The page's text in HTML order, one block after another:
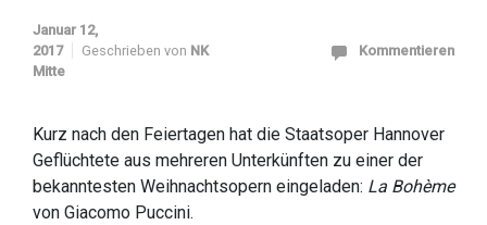
Januar 12,
2017
Geschrieben von NK
Mitte
Kommentieren
Kurz nach den Feiertagen hat die Staatsoper Hannover
Geflüchtete aus mehreren Unterkünften zu einer der
bekanntesten Weihnachtsopern eingeladen: La Bohème
von Giacomo Puccini.